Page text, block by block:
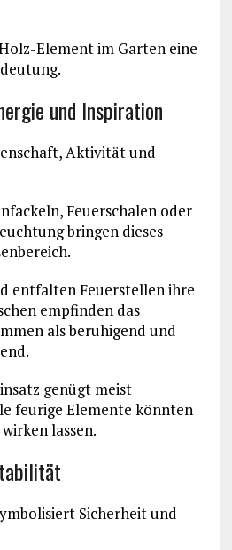
Element im Garten eine
und Inspiration
Aktivität und
Feuerschalen oder
bringen dieses
entfalten Feuerstellen ihre
empfinden das
als beruhigend und
genügt meist
feurige Elemente könnten
lassen.
Sicherheit und